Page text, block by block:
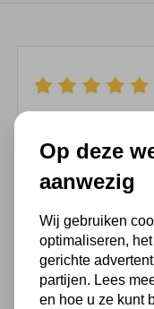
Voor
verzonden
548 51 75
1.500 m2
Twents
Op deze
aanwezig
Wij gebruiken
optimaliseren,
gerichte
partijen. Lees
en hoe u ze kunt